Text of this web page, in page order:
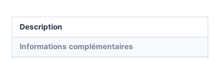
Description
Informations complémentaires